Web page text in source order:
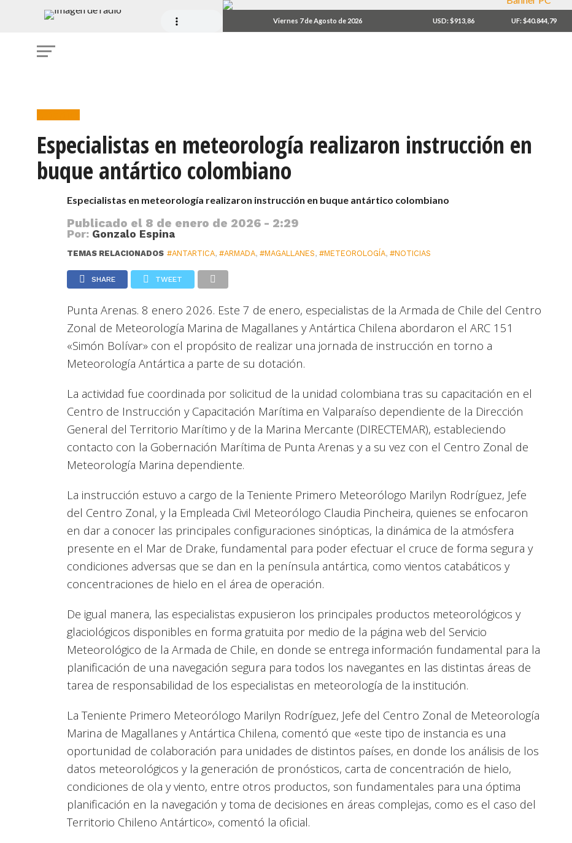
Viernes 7 de Agosto de 2026 USD: $913,86 UF: $40.844,79
Antartica
Especialistas en meteorología realizaron instrucción en
buque antártico colombiano
Especialistas en meteorología realizaron instrucción en buque antártico colombiano
Publicado el 8 de enero de 2026 - 2:29
Por: Gonzalo Espina
TEMAS RELACIONADOS #ANTARTICA,#ARMADA,#MAGALLANES,#METEOROLOGÍA,#NOTICIAS
SHARE TWEET
Punta Arenas. 8 enero 2026. Este 7 de enero, especialistas de la Armada de Chile del Centro
Zonal de Meteorología Marina de Magallanes y Antártica Chilena abordaron el ARC 151
«Simón Bolívar» con el propósito de realizar una jornada de instrucción en torno a
Meteorología Antártica a parte de su dotación.
La actividad fue coordinada por solicitud de la unidad colombiana tras su capacitación en el
Centro de Instrucción y Capacitación Marítima en Valparaíso dependiente de la Dirección
General del Territorio Marítimo y de la Marina Mercante (DIRECTEMAR), estableciendo
contacto con la Gobernación Marítima de Punta Arenas y a su vez con el Centro Zonal de
Meteorología Marina dependiente.
La instrucción estuvo a cargo de la Teniente Primero Meteorólogo Marilyn Rodríguez, Jefe
del Centro Zonal, y la Empleada Civil Meteorólogo Claudia Pincheira, quienes se enfocaron
en dar a conocer las principales configuraciones sinópticas, la dinámica de la atmósfera
presente en el Mar de Drake, fundamental para poder efectuar el cruce de forma segura y
condiciones adversas que se dan en la península antártica, como vientos catabáticos y
concentraciones de hielo en el área de operación.
De igual manera, las especialistas expusieron los principales productos meteorológicos y
glaciológicos disponibles en forma gratuita por medio de la página web del Servicio
Meteorológico de la Armada de Chile, en donde se entrega información fundamental para la
planificación de una navegación segura para todos los navegantes en las distintas áreas de
tarea de responsabilidad de los especialistas en meteorología de la institución.
La Teniente Primero Meteorólogo Marilyn Rodríguez, Jefe del Centro Zonal de Meteorología
Marina de Magallanes y Antártica Chilena, comentó que «este tipo de instancia es una
oportunidad de colaboración para unidades de distintos países, en donde los análisis de los
datos meteorológicos y la generación de pronósticos, carta de concentración de hielo,
condiciones de ola y viento, entre otros productos, son fundamentales para una óptima
planificación en la navegación y toma de decisiones en áreas complejas, como es el caso del
Territorio Chileno Antártico», comentó la oficial.